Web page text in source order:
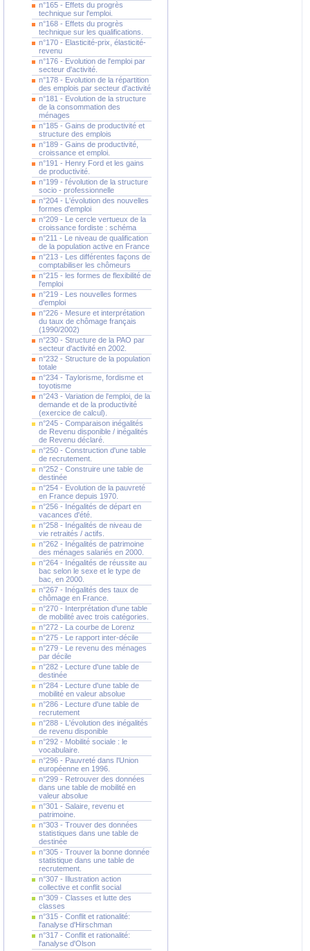
n°165 - Effets du progrès
technique sur l'emploi.
n°168 - Effets du progrès
technique sur les qualifications.
n°170 - Elasticité-prix, élasticité-
revenu
n°176 - Evolution de l'emploi par
secteur d'activité.
n°178 - Evolution de la répartition
des emplois par secteur d'activité
n°181 - Evolution de la structure
de la consommation des
ménages
n°185 - Gains de productivité et
structure des emplois
n°189 - Gains de productivité,
croissance et emploi.
n°191 - Henry Ford et les gains
de productivité.
n°199 - l'évolution de la structure
socio - professionnelle
n°204 - L'évolution des nouvelles
formes d'emploi
n°209 - Le cercle vertueux de la
croissance fordiste : schéma
n°211 - Le niveau de qualification
de la population active en France
n°213 - Les différentes façons de
comptabiliser les chômeurs
n°215 - les formes de flexibilité de
l'emploi
n°219 - Les nouvelles formes
d'emploi
n°226 - Mesure et interprétation
du taux de chômage français
(1990/2002)
n°230 - Structure de la PAO par
secteur d'activité en 2002.
n°232 - Structure de la population
totale
n°234 - Taylorisme, fordisme et
toyotisme
n°243 - Variation de l'emploi, de la
demande et de la productivité
(exercice de calcul).
n°245 - Comparaison inégalités
de Revenu disponible / inégalités
de Revenu déclaré.
n°250 - Construction d'une table
de recrutement.
n°252 - Construire une table de
destinée
n°254 - Evolution de la pauvreté
en France depuis 1970.
n°256 - Inégalités de départ en
vacances d'été.
n°258 - Inégalités de niveau de
vie retraités / actifs.
n°262 - Inégalités de patrimoine
des ménages salariés en 2000.
n°264 - Inégalités de réussite au
bac selon le sexe et le type de
bac, en 2000.
n°267 - Inégalités des taux de
chômage en France.
n°270 - Interprétation d'une table
de mobilité avec trois catégories.
n°272 - La courbe de Lorenz
n°275 - Le rapport inter-décile
n°279 - Le revenu des ménages
par décile
n°282 - Lecture d'une table de
destinée
n°284 - Lecture d'une table de
mobilité en valeur absolue
n°286 - Lecture d'une table de
recrutement
n°288 - L'évolution des inégalités
de revenu disponible
n°292 - Mobilité sociale : le
vocabulaire.
n°296 - Pauvreté dans l'Union
européenne en 1996.
n°299 - Retrouver des données
dans une table de mobilité en
valeur absolue
n°301 - Salaire, revenu et
patrimoine.
n°303 - Trouver des données
statistiques dans une table de
destinée
n°305 - Trouver la bonne donnée
statistique dans une table de
recrutement.
n°307 - Illustration action
collective et conflit social
n°309 - Classes et lutte des
classes
n°315 - Conflit et rationalité:
l'analyse d'Hirschman
n°317 - Conflit et rationalité:
l'analyse d'Olson